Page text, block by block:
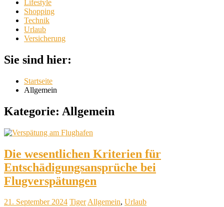
Lifestyle
Shopping
Technik
Urlaub
Versicherung
Sie sind hier:
Startseite
Allgemein
Kategorie: Allgemein
Die wesentlichen Kriterien für
Entschädigungsansprüche bei
Flugverspätungen
21. September 2024 TigerAllgemein, Urlaub